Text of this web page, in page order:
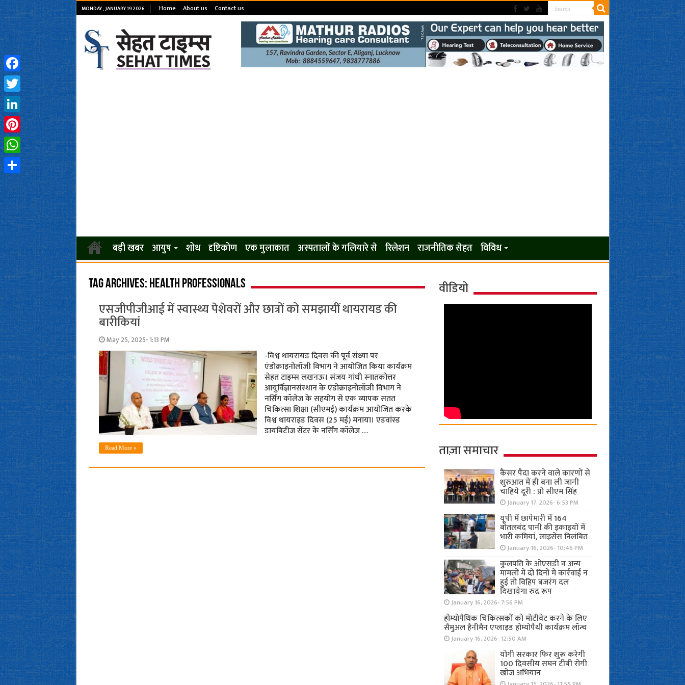
MONDAY , JANUARY 19 2026 Home About us Contact us
बड़ी खबर आयुष शोध दृष्टिकोण एक मुलाकात अस्पतालों के गलियारे से रिलेशन राजनीतिक सेहत विविध
Tag Archives: health professionals
एसजीपीजीआई में स्वास्थ्य पेशेवरों और छात्रों को समझायीं थायरायड की
बारीकियां
May 25, 2025- 1:13 PM
-विश्व थायरायड दिवस की पूर्व संध्या पर
एंडोक्राइनोलॉजी विभाग ने आयोजित किया कार्यक्रम
सेहत टाइम्स लखनऊ। संजय गांधी स्नातकोत्तर
आयुर्विज्ञानसंस्थान के एंडोक्राइनोलॉजी विभाग ने
नर्सिंग कॉलेज के सहयोग से एक व्यापक सतत
चिकित्सा शिक्षा (सीएमई) कार्यक्रम आयोजित करके
विश्व थायराइड दिवस (25 मई) मनाया। एडवांस्ड
डायबिटीज सेंटर के नर्सिंग कॉलेज …
Read More »
वीडियो
ताज़ा समाचार
कैंसर पैदा करने वाले कारणों से
शुरुआत में ही बना ली जानी
चाहिये दूरी : प्रो सीएम सिंह
January 17, 2026- 6:53 PM
यूपी में छापेमारी में 164
बोतलबंद पानी की इकाइयों में
भारी कमियां, लाइसेंस निलंबित
January 16, 2026- 10:46 PM
कुलपति के ओएसडी व अन्य
मामलों में दो दिनों में कार्रवाई न
हुई तो विहिप बजरंग दल
दिखायेगा रुद्र रूप
January 16, 2026- 7:56 PM
होम्योपैथिक चिकित्सकों को मोटीवेट करने के लिए
सैमुअल हैनीमैन एप्लाइड होम्योपैथी कार्यक्रम लॉन्च
January 16, 2026- 12:50 AM
योगी सरकार फिर शुरू करेगी
100 दिवसीय सघन टीबी रोगी
खोज अभियान
Facebook
Twitter
LinkedIn
Pinterest
WhatsApp
Share